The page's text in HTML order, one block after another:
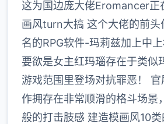
这为国边庞大佬Eromancer正
画风turn大搞 这个大佬的前头
名的RPG软件-玛莉兹加上中
要欲是女主红玛瑙存在于类似
游戏范围里登场对抗罪恶！
作拥存在非常顺滑的格斗场景
般的打击肢感 建造模画风10